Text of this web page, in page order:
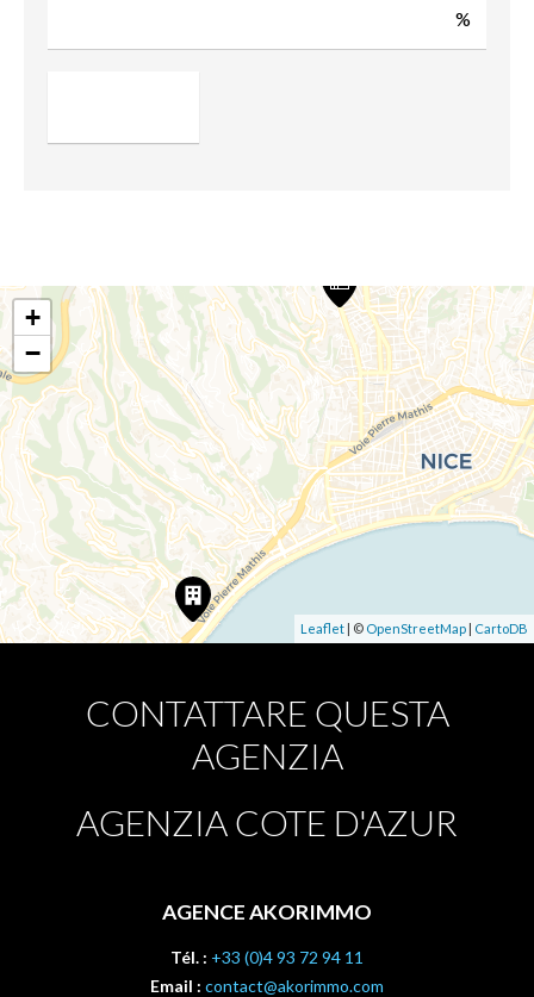
%
+
−
Leaflet | © OpenStreetMap | CartoDB
CONTATTARE QUESTA
AGENZIA
AGENZIA COTE D'AZUR
AGENCE AKORIMMO
Tél. : +33 (0)4 93 72 94 11
Email : contact@akorimmo.com